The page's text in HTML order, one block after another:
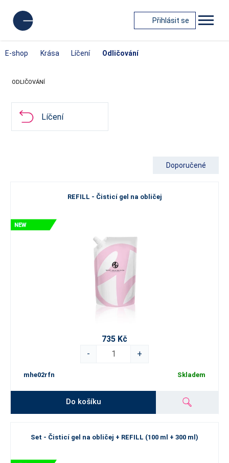
Přihlásit se
E-shop Krása Líčení Odličování
ODLIČOVÁNÍ
Líčení
Doporučené
REFILL - Čisticí gel na obličej
735 Kč
-
+
mhe02rfn Skladem
Do košíku
Set - Čisticí gel na obličej + REFILL (100 ml + 300 ml)